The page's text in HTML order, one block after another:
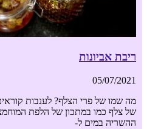
ריבת אביונות
05/07/2021
מה שמו של פרי הצלף? לענבות
של צלף כמו במתכון של הלפת
ההשריה במים ל-